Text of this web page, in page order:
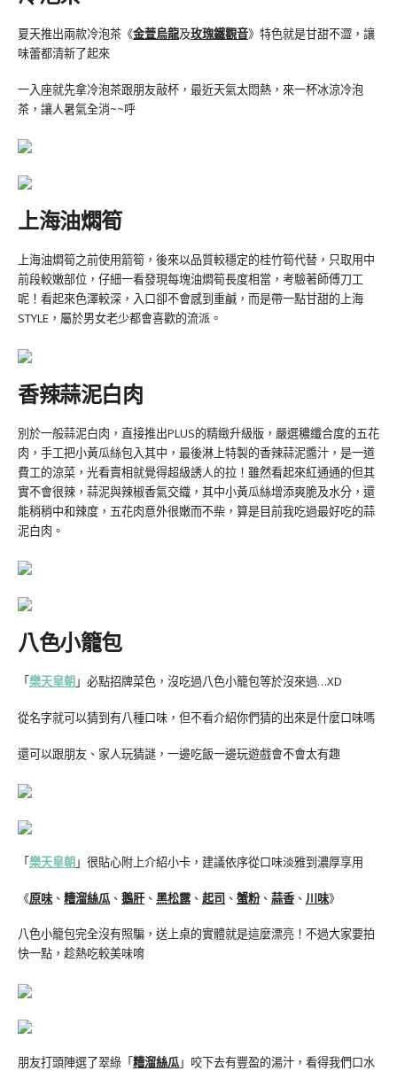
夏天推出兩款冷泡茶《金萱烏龍及玫瑰鐵觀音》特色就是甘甜不澀，讓
味蕾都清新了起來
一入座就先拿冷泡茶跟朋友敲杯，最近天氣太悶熱，來一杯冰涼冷泡
茶，讓人暑氣全消~~呼
上海油燜筍
上海油燜筍之前使用箭筍，後來以品質較穩定的桂竹筍代替，只取用中
前段較嫩部位，仔細一看發現每塊油燜筍長度相當，考驗著師傅刀工
呢！看起來色澤較深，入口卻不會感到重鹹，而是帶一點甘甜的上海
STYLE，屬於男女老少都會喜歡的流派。
香辣蒜泥白肉
別於一般蒜泥白肉，直接推出PLUS的精緻升級版，嚴選穠纖合度的五花
肉，手工把小黃瓜絲包入其中，最後淋上特製的香辣蒜泥醬汁，是一道
費工的涼菜，光看賣相就覺得超級誘人的拉！雖然看起來紅通通的但其
實不會很辣，蒜泥與辣椒香氣交織，其中小黃瓜絲增添爽脆及水分，還
能稍稍中和辣度，五花肉意外很嫩而不柴，算是目前我吃過最好吃的蒜
泥白肉。
八色小籠包
「樂天皇朝」必點招牌菜色，沒吃過八色小籠包等於沒來過…XD
從名字就可以猜到有八種口味，但不看介紹你們猜的出來是什麼口味嗎
還可以跟朋友、家人玩猜謎，一邊吃飯一邊玩遊戲會不會太有趣
「樂天皇朝」很貼心附上介紹小卡，建議依序從口味淡雅到濃厚享用
《原味 、 糟溜絲瓜 、 鵝肝、 黑松露、 起司 、 蟹粉、 蒜香 、 川味》
八色小籠包完全沒有照騙，送上桌的實體就是這麼漂亮！不過大家要拍
快一點，趁熱吃較美味唷
朋友打頭陣選了翠綠「糟溜絲瓜」咬下去有豐盈的湯汁，看得我們口水